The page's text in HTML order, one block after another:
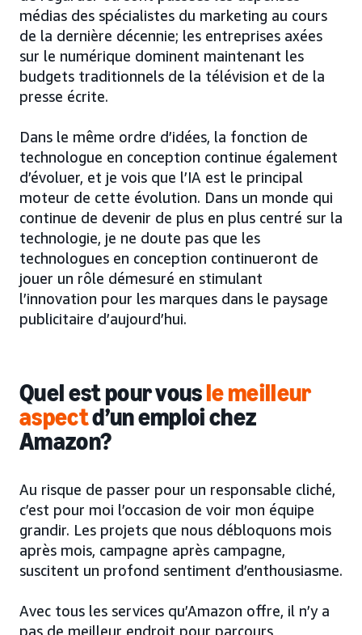
médias des spécialistes du marketing au cours
de la dernière décennie; les entreprises axées
sur le numérique dominent maintenant les
budgets traditionnels de la télévision et de la
presse écrite.
Dans le même ordre d’idées, la fonction de
technologue en conception continue également
d’évoluer, et je vois que l’IA est le principal
moteur de cette évolution. Dans un monde qui
continue de devenir de plus en plus centré sur la
technologie, je ne doute pas que les
technologues en conception continueront de
jouer un rôle démesuré en stimulant
l’innovation pour les marques dans le paysage
publicitaire d’aujourd’hui.
Quel est pour vousle meilleur
aspectd’un emploi chez
Amazon?
Au risque de passer pour un responsable cliché,
c’est pour moi l’occasion de voir mon équipe
grandir. Les projets que nous débloquons mois
après mois, campagne après campagne,
suscitent un profond sentiment d’enthousiasme.
Avec tous les services qu’Amazon offre, il n’y a
pas de meilleur endroit pour parcours